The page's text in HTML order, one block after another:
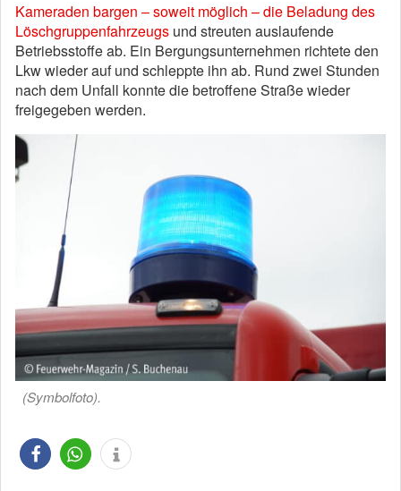
Kameraden bargen – soweit möglich – die Beladung des
Löschgruppenfahrzeugs und streuten auslaufende
Betriebsstoffe ab. Ein Bergungsunternehmen richtete den
Lkw wieder auf und schleppte ihn ab. Rund zwei Stunden
nach dem Unfall konnte die betroffene Straße wieder
freigegeben werden.
(Symbolfoto).